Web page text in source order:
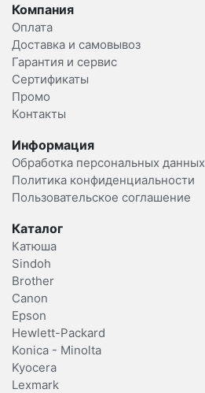
Компания
Оплата
Доставка и самовывоз
Гарантия и сервис
Сертификаты
Промо
Контакты
Информация
Обработка персональных данных
Политика конфиденциальности
Пользовательское соглашение
Каталог
Катюша
Sindoh
Brother
Canon
Epson
Hewlett-Packard
Konica - Minolta
Kyocera
Lexmark